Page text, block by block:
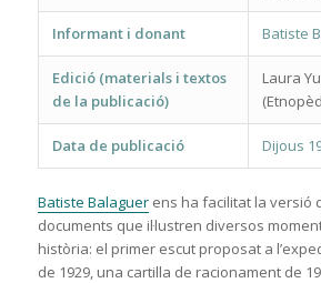
Informant i donant Batiste
Edició (materials i textos
de la publicació)
Laura
Data de publicació Dijous
Batiste Balaguerens ha facilitat la versió
documents que il·lustren diversos
història: el primer escut proposat a
de 1929, una cartilla de racionament de